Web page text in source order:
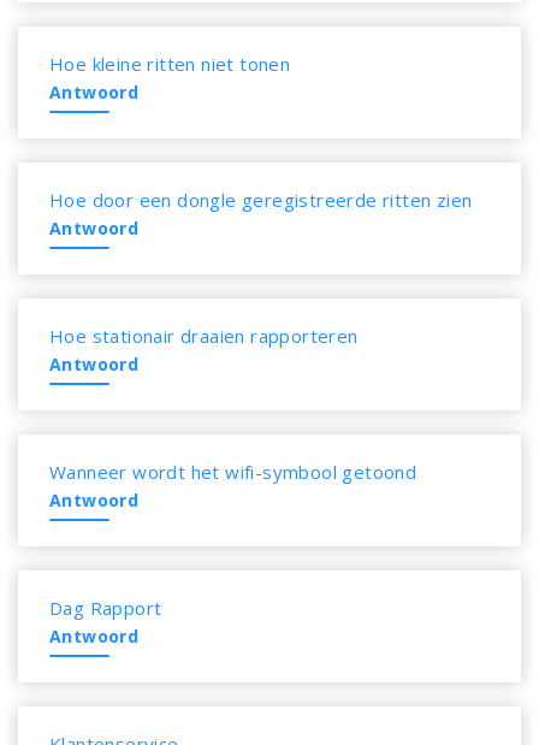
Hoe kleine ritten niet tonen
Antwoord
Hoe door een dongle geregistreerde ritten zien
Antwoord
Hoe stationair draaien rapporteren
Antwoord
Wanneer wordt het wifi-symbool getoond
Antwoord
Dag Rapport
Antwoord